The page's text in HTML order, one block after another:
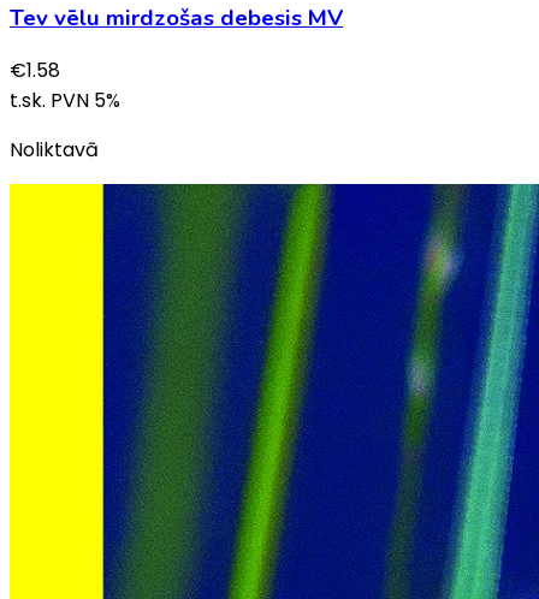
Tev vēlu mirdzošas debesis MV
€1.58
t.sk. PVN 5%
Noliktavā